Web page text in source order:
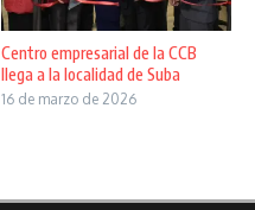
Centro empresarial de la CCB
llega a la localidad de Suba
16 de marzo de 2026